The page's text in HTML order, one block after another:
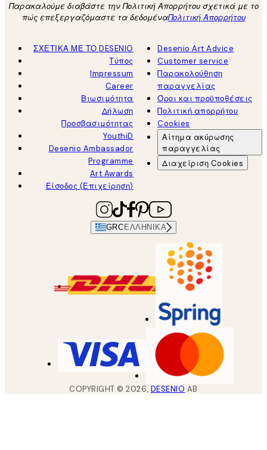
Παρακαλούμε διαβάστε την Πολιτική Απορρήτου σχετικά με το
πώς επεξεργαζόμαστε τα δεδομέναΠολιτική Απορρήτου
ΣΧΕΤΙΚΑ ΜΕ ΤΟ DESENIO
Τύπος
Impressum
Career
Βιωσιμότητα
Δήλωση
Προσβασιμότητας
YouthiD
Desenio Ambassador
Programme
Art Awards
Είσοδος (Επιχείρηση)
Desenio Art Advice
Customer service
Παρακολούθηση
παραγγελίας
Όροι και προϋποθέσεις
Πολιτική απορρήτου
Cookies
Αίτημα ακύρωσης
παραγγελίας
Διαχείριση Cookies
GRC ΕΛΛΗΝΙΚΆ
COPYRIGHT ©2026, DESENIO AB